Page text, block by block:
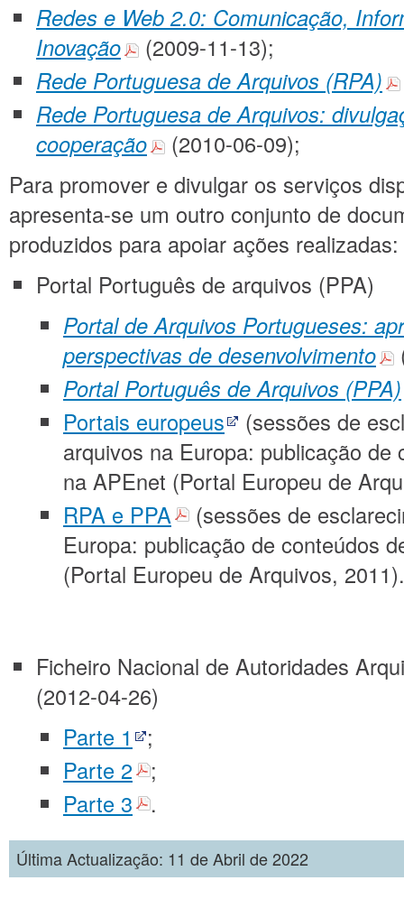
Redes e Web 2.0: Comunicação,
Inovação
(2009-11-13);
Rede Portuguesa de Arquivos (RPA)
Rede Portuguesa de Arquivos:
cooperação
(2010-06-09);
Para promover e divulgar os serviços
apresenta-se um outro conjunto de
produzidos para apoiar ações realizadas:
Portal Português de arquivos (PPA)
Portal de Arquivos Portugueses:
perspectivas de desenvolvimento
Portal Português de Arquivos (PPA)
Portais europeus
(sessões de
arquivos na Europa: publicação de
na APEnet (Portal Europeu de
RPA e PPA
(sessões de
Europa: publicação de conteúdos
(Portal Europeu de Arquivos, 2011).
Ficheiro Nacional de Autoridades
(2012-04-26)
Parte 1
;
Parte 2
;
Parte 3
.
Última Actualização: 11 de Abril de 2022